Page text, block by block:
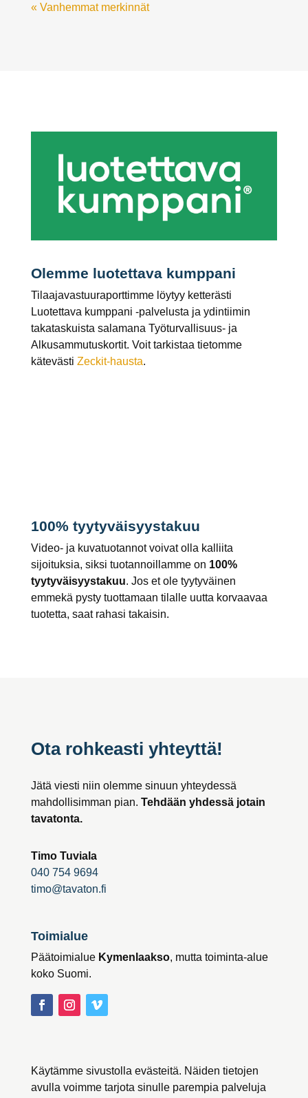
« Vanhemmat merkinnät
Olemme luotettava kumppani
Tilaajavastuuraporttimme löytyy ketterästi
Luotettava kumppani -palvelusta ja ydintiimin
takataskuista salamana Työturvallisuus- ja
Alkusammutuskortit. Voit tarkistaa tietomme
kätevästi Zeckit-hausta.
100% tyytyväisyystakuu
Video- ja kuvatuotannot voivat olla kalliita
sijoituksia, siksi tuotannoillamme on 100%
tyytyväisyystakuu. Jos et ole tyytyväinen
emmekä pysty tuottamaan tilalle uutta korvaavaa
tuotetta, saat rahasi takaisin.
Ota rohkeasti yhteyttä!
Jätä viesti niin olemme sinuun yhteydessä
mahdollisimman pian. Tehdään yhdessä jotain
tavatonta.
Timo Tuviala
040 754 9694
timo@tavaton.fi
Toimialue
Päätoimialue Kymenlaakso, mutta toiminta-alue
koko Suomi.
Käytämme sivustolla evästeitä. Näiden tietojen
avulla voimme tarjota sinulle parempia palveluja